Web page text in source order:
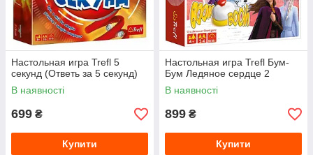
Настольная игра Trefl 5
секунд (Ответь за 5 секунд)
В наявності
699 ₴
Купити
Настольная игра Trefl Бум-
Бум Ледяное сердце 2
В наявності
899 ₴
Купити